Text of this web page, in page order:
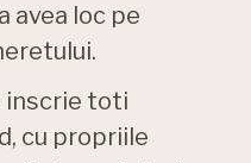
avea loc pe
inscrie toti
cu propriile